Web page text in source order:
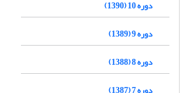
دوره 10 (1390)
دوره 9 (1389)
دوره 8 (1388)